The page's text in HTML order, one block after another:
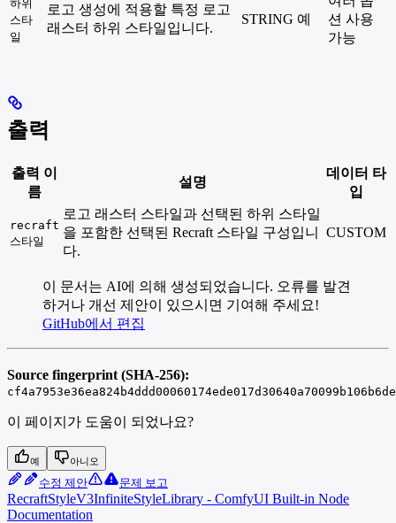
하위
스타
일
로고 생성에 적용할 특정 로고
래스터 하위 스타일입니다.
STRING 예
션 사용
가능
출력
출력 이
름
설명
데이터 타
입
recraft
스타일
로고 래스터 스타일과 선택된 하위 스타일
을 포함한 선택된 Recraft 스타일 구성입니
다.
CUSTOM
이 문서는 AI에 의해 생성되었습니다. 오류를 발견
하거나 개선 제안이 있으시면 기여해 주세요!
GitHub에서 편집
Source fingerprint (SHA-256):
이 페이지가 도움이 되었나요?
예 아니오
수정 제안 문제 보고
RecraftStyleV3InfiniteStyleLibrary - ComfyUI Built-in Node
Documentation